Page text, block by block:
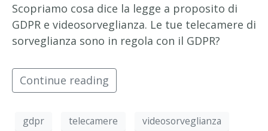
Scopriamo cosa dice la legge a proposito di
GDPR e videosorveglianza. Le tue telecamere di
sorveglianza sono in regola con il GDPR?
Continue reading
gdpr telecamere videosorveglianza